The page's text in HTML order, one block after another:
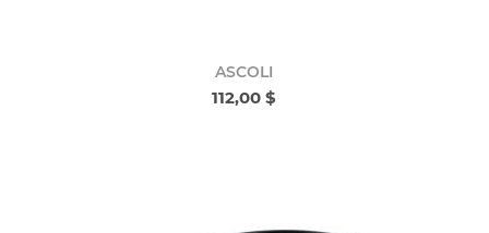
ASCOLI
112,00 $